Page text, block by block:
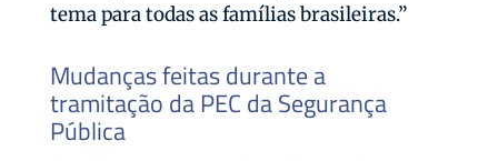
tema para todas as famílias brasileiras.”
Mudanças feitas durante a
tramitação da PEC da Segurança
Pública